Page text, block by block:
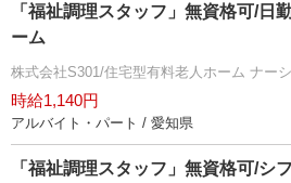
「福祉調理スタッフ」無資格可/日
ーム
株式会社S301/住宅型有料老人ホーム ナー
時給1,140円
アルバイト・パート / 愛知県
「福祉調理スタッフ」無資格可/シ